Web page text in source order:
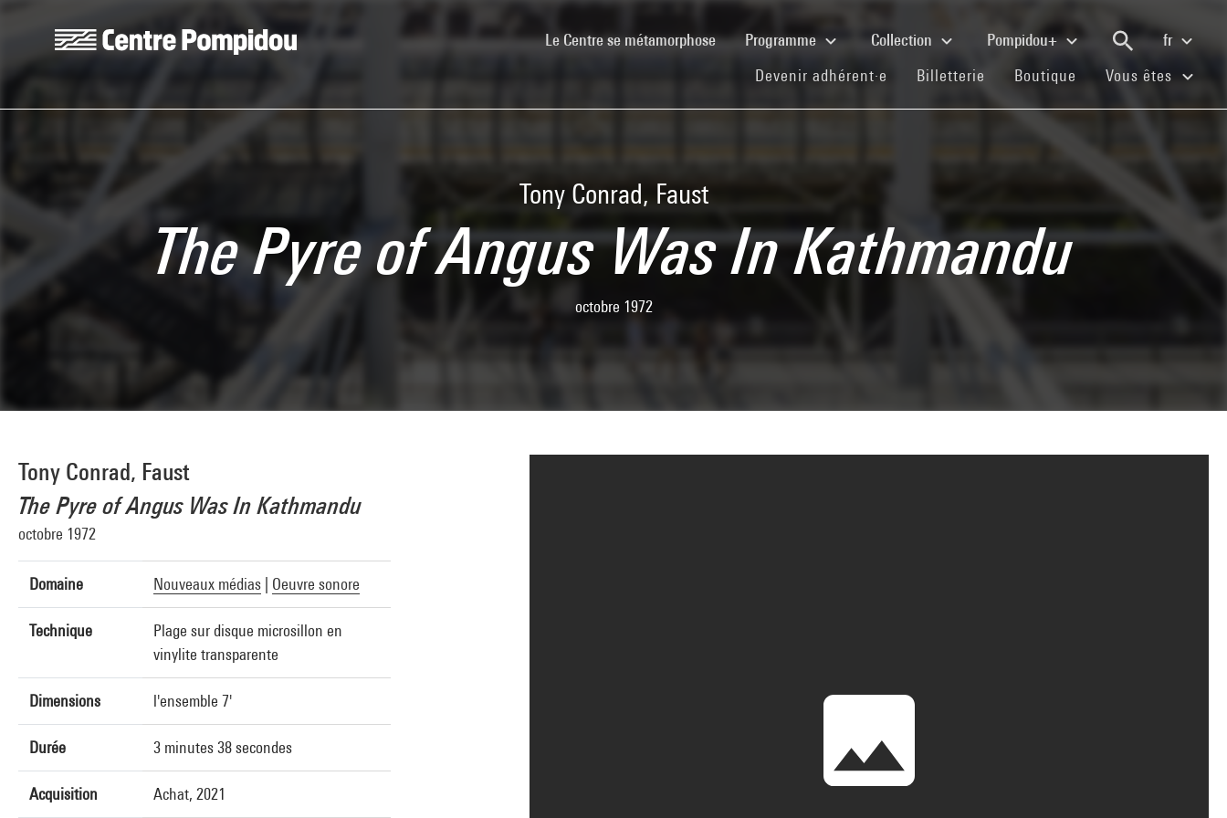
Le Centre se métamorphose(current)Programme Collection Pompidou+
fr
Devenir adhérent·e (current)
Billetterie (current)
Boutique (current)
Vous êtes
Tony Conrad, Faust
The Pyre of Angus Was In Kathmandu
octobre 1972
Tony Conrad, Faust
The Pyre of Angus Was In Kathmandu
octobre 1972
Domaine Nouveaux médias Oeuvre sonore
Technique
Plage sur disque microsillon en
vinylite transparente
Dimensions l'ensemble 7'
Durée 3 minutes 38 secondes
Acquisition Achat, 2021